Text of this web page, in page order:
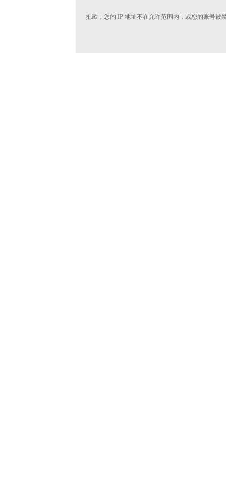
抱歉，您的 IP 地址不在允许范围内，或您的账号被